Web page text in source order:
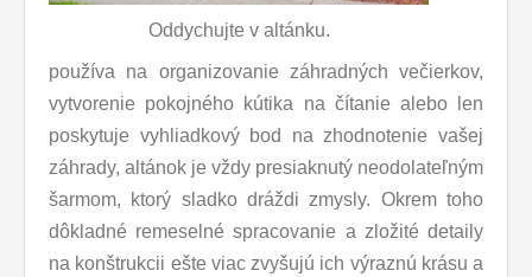
Oddychujte v altánku.
používa na organizovanie záhradných večierkov,
vytvorenie pokojného kútika na čítanie alebo len
poskytuje vyhliadkový bod na zhodnotenie vašej
záhrady, altánok je vždy presiaknutý neodolateľným
šarmom, ktorý sladko dráždi zmysly. Okrem toho
dôkladné remeselné spracovanie a zložité detaily
na konštrukcii ešte viac zvyšujú ich výraznú krásu a